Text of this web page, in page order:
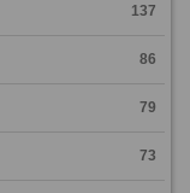
137
86
79
73